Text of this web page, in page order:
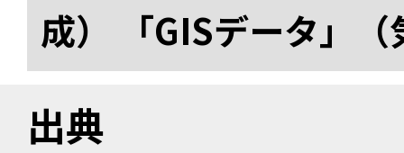
成） 「GISデータ」
出典